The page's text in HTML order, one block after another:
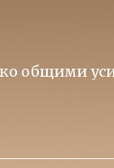
общими